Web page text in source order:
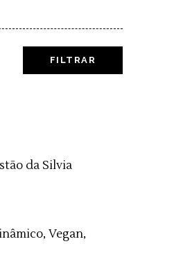
FILTRAR
da Silvia
Vegan,